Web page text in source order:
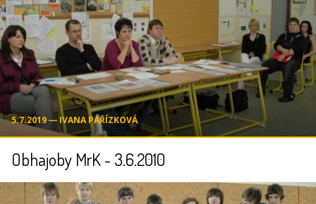
5.7.2019 ― IVANA PAŘÍZKOVÁ
Obhajoby MrK - 3.6.2010